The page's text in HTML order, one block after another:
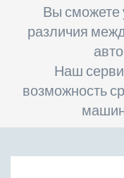
Вы сможете
различия
авто
Наш
возможность